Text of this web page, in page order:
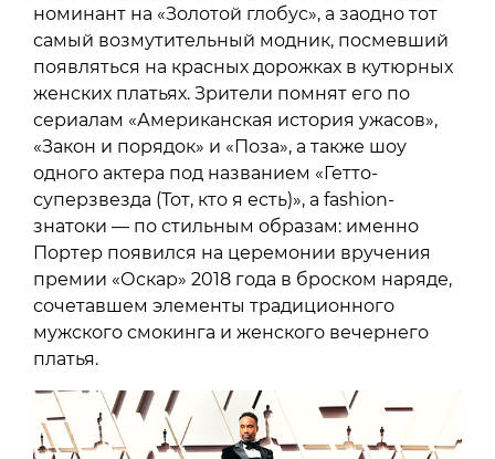
номинант на «Золотой глобус», а заодно тот
самый возмутительный модник, посмевший
появляться на красных дорожках в кутюрных
женских платьях. Зрители помнят его по
сериалам «Американская история ужасов»,
«Закон и порядок» и «Поза», а также шоу
одного актера под названием «Гетто-
суперзвезда (Тот, кто я есть)», а fashion-
знатоки — по стильным образам: именно
Портер появился на церемонии вручения
премии «Оскар» 2018 года в броском наряде,
сочетавшем элементы традиционного
мужского смокинга и женского вечернего
платья.